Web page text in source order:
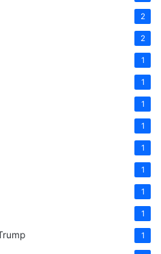
2
2
1
1
1
1
1
1
1
1
1